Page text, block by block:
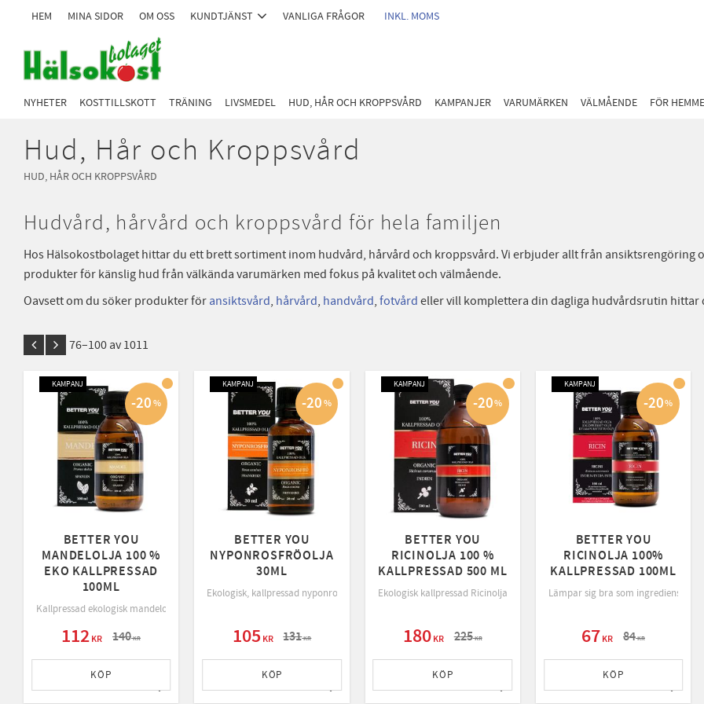
HEM MINA SIDOR OM OSS KUNDTJÄNST VANLIGA FRÅGOR INKL. MOMS
NYHETER KOSTTILLSKOTT TRÄNING LIVSMEDEL HUD, HÅR OCH KROPPSVÅRD KAMPANJER VARUMÄRKEN VÄLMÅENDE FÖR
Hud, Hår och Kroppsvård
HUD, HÅR OCH KROPPSVÅRD
Hudvård, hårvård och kroppsvård för hela familjen
Hos Hälsokostbolaget hittar du ett brett sortiment inom hudvård, hårvård och kroppsvård. Vi erbjuder allt från ansiktsrengöring
produkter för känslig hud från välkända varumärken med fokus på kvalitet och välmående.
Oavsett om du söker produkter för ansiktsvård, hårvård, handvård, fotvård eller vill komplettera din dagliga hudvårdsrutin
76–100 av 1011
BETTER YOU
MANDELOLJA 100 %
EKO KALLPRESSAD
100ML
Kallpressad ekologisk mandelolja från Spanien som är en basolja som passar utmärkt för att kombinera med eteriska oljor för aromterapi.
112KR 140KR
20%
KAMPANJ
Lägg till i favoriter
KÖP
BETTER YOU
NYPONROSFRÖOLJA
30ML
Ekologisk, kallpressad nyponrosfröolja som passar som ansikts-, hår- och kroppsolja
105KR 131KR
20%
KAMPANJ
Lägg till i favoriter
KÖP
BETTER YOU
RICINOLJA 100 %
KALLPRESSAD 500 ML
Ekologisk kallpressad Ricinolja är en naturlig mjukgörande olja som är
180KR 225KR
20%
KAMPANJ
Lägg till i favoriter
KÖP
BETTER YOU
RICINOLJA 100%
KALLPRESSAD 100ML
Lämpar sig bra som ingrediens i
67KR 84KR
20%
KAMPANJ
Lägg
KÖP